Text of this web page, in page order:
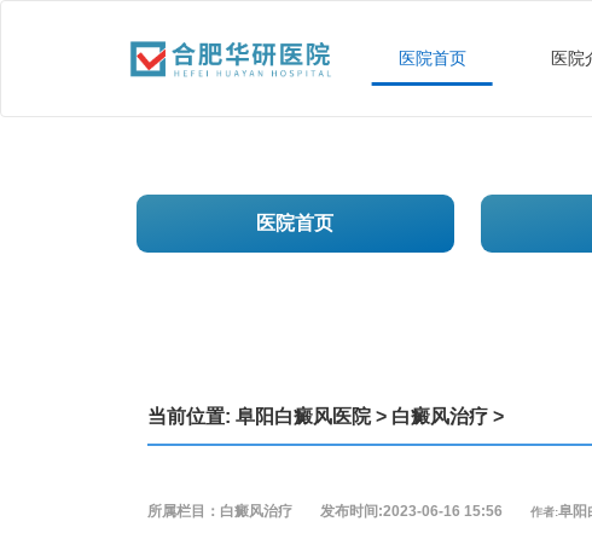
医院首页 医院
医院首页
当前位置:阜阳白癜风医院> 白癜风治疗 >
所属栏目：白癜风治疗 发布时间:2023-06-16 15:56 作者:阜阳